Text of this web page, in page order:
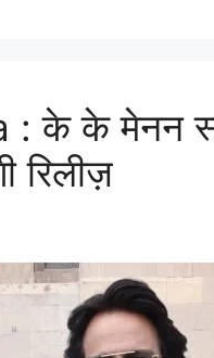
के के मेनन
रिलीज़